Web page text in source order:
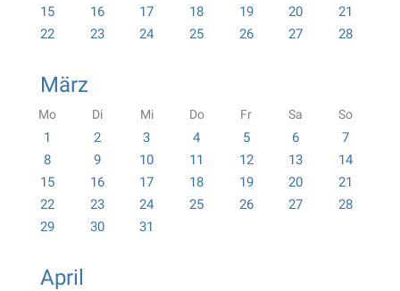
15
16 17 18 19 20
21
22
23 24 25 26 27 28
März
Mo Di Mi Do Fr Sa So
1 2 3 4 5 6
7
8
9 10 11 12 13
14
15
16 17 18 19 20
21
22
23 24 25 26 27
28
29
30 31
April